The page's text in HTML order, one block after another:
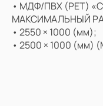
Категория
Гостиная
• МДФ/ПВХ (PET)
МАКСИМАЛЬНЫЙ
• 2550 × 1000 (мм);
• 2500 × 1000 (мм)